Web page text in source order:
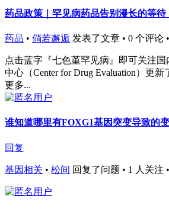
药品政策｜罕见病药品告别漫长的等
药品 • 倘若邂逅 发表了文章 • 0 个评论
点击蓝字『七色堇罕见病』即可关注
中心（Center for Drug Evaluation）更
更多...
谁知道哪里有FOXG1基因突变导致的
回复
基因相关 • 松间 回复了问题 • 1 人关注